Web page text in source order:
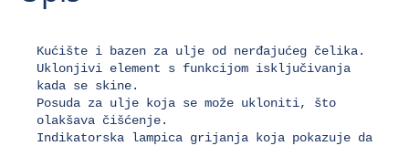
Kućište i bazen za ulje od nerđajućeg čelika.
Uklonjivi element s funkcijom isključivanja
kada se skine.
Posuda za ulje koja se može ukloniti, što
olakšava čišćenje.
Indikatorska lampica grijanja koja pokazuje da